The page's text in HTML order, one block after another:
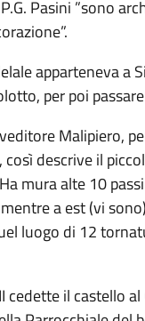
Pasini ”sono
apparteneva a
per poi
Malipiero,
descrive il
mura alte 10
a est (vi
luogo di 12
cedette il castello